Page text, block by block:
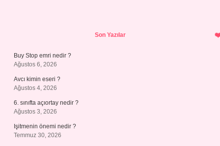
Son Yazılar
Buy Stop emri nedir ?
Ağustos 6, 2026
Avcı kimin eseri ?
Ağustos 4, 2026
6. sınıfta açıortay nedir ?
Ağustos 3, 2026
Işitmenin önemi nedir ?
Temmuz 30, 2026